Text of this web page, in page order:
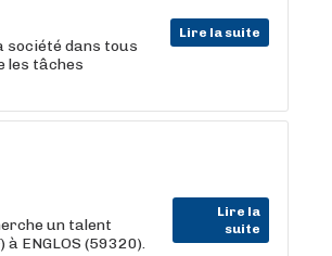
Lire la suite
société dans tous
les tâches
Lire la
suite
un talent
à ENGLOS (59320).